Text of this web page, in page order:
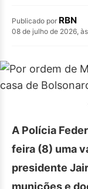
Publicado por RBN
08 de julho de 2026,
A Polícia
feira (8) uma
presidente
munições e